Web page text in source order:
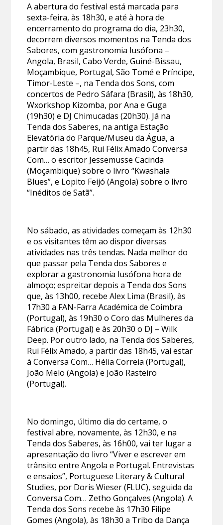
A abertura do festival está marcada para
sexta-feira, às 18h30, e até à hora de
encerramento do programa do dia, 23h30,
decorrem diversos momentos na Tenda dos
Sabores, com gastronomia lusófona –
Angola, Brasil, Cabo Verde, Guiné-Bissau,
Moçambique, Portugal, São Tomé e Príncipe,
Timor-Leste –, na Tenda dos Sons, com
concertos de Pedro Sáfara (Brasil), às 18h30,
Wxorkshop Kizomba, por Ana e Guga
(19h30) e DJ Chimucadas (20h30). Já na
Tenda dos Saberes, na antiga Estação
Elevatória do Parque/Museu da Água, a
partir das 18h45, Rui Félix Amado Conversa
Com… o escritor Jessemusse Cacinda
(Moçambique) sobre o livro “Kwashala
Blues”, e Lopito Feijó (Angola) sobre o livro
“Inéditos de Satã”.
No sábado, as atividades começam às 12h30
e os visitantes têm ao dispor diversas
atividades nas três tendas. Nada melhor do
que passar pela Tenda dos Sabores e
explorar a gastronomia lusófona hora de
almoço; espreitar depois a Tenda dos Sons
que, às 13h00, recebe Alex Lima (Brasil), às
17h30 a FAN-Farra Académica de Coimbra
(Portugal), às 19h30 o Coro das Mulheres da
Fábrica (Portugal) e às 20h30 o DJ – Wilk
Deep. Por outro lado, na Tenda dos Saberes,
Rui Félix Amado, a partir das 18h45, vai estar
à Conversa Com… Hélia Correia (Portugal),
João Melo (Angola) e João Rasteiro
(Portugal).
No domingo, último dia do certame, o
festival abre, novamente, às 12h30, e na
Tenda dos Saberes, às 16h00, vai ter lugar a
apresentação do livro “Viver e escrever em
trânsito entre Angola e Portugal. Entrevistas
e ensaios”, Portuguese Literary & Cultural
Studies, por Doris Wieser (FLUC), seguida da
Conversa Com… Zetho Gonçalves (Angola). A
Tenda dos Sons recebe às 17h30 Filipe
Gomes (Angola), às 18h30 a Tribo da Dança